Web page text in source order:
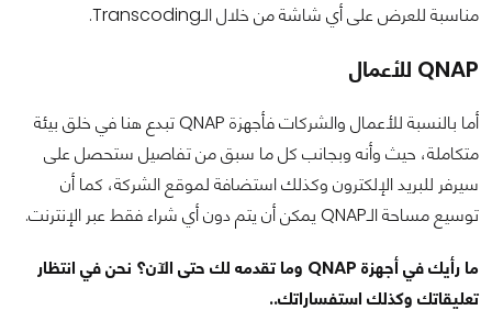
مناسبة للعرض على أي شاشة من خلال الـTranscoding.
QNAP للأعمال
أما بالنسبة للأعمال والشركات فأجهزة QNAP تبدع هنا في خلق بيئة
متكاملة، حيث وأنه وبجانب كل ما سبق من تفاصيل ستحصل على
سيرفر للبريد الإلكترون وكذلك استضافة لموقع الشركة، كما أن
توسيع مساحة الـQNAP يمكن أن يتم دون أي شراء فقط عبر الإنترنت.
ما رأيك في أجهزة QNAP وما تقدمه لك حتى الآن؟ نحن في انتظار
تعليقاتك وكذلك استفساراتك..